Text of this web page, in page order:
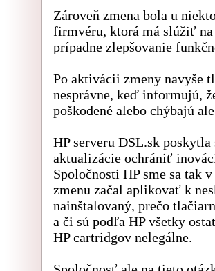
Zároveň zmena bola u
firmvéru, ktorá má slúžiť na
prípadne zlepšovanie
Po aktivácii zmeny navyše
nesprávne, keď informujú,
poškodené alebo chýbajú
HP serveru DSL.sk
aktualizácie ochrániť
Spoločnosti HP sme sa tak
zmenu začal aplikovať k
nainštalovaný, prečo
a či sú podľa HP všetky
HP cartridgov nelegálne.